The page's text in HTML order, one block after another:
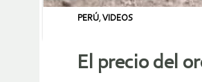
PERÚ,VIDEOS
El precio del